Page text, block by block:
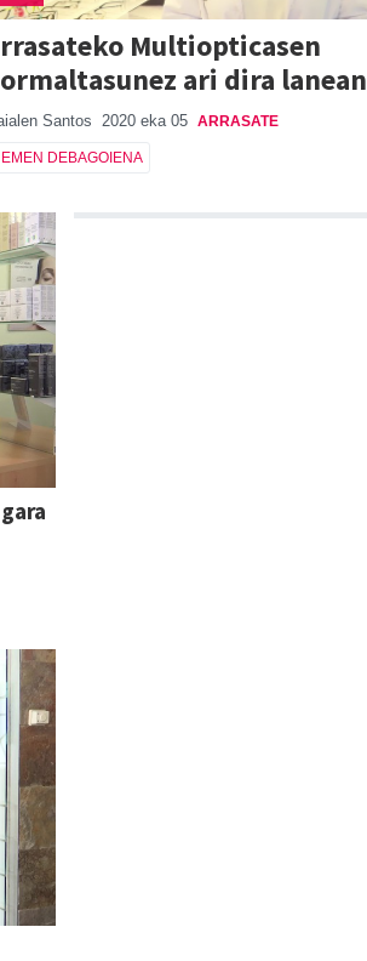
Multiopticasen
ari dira lanean
Santos 2020 eka 05 ARRASATE
DEBAGOIENA